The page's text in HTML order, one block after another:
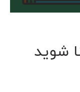
شوید